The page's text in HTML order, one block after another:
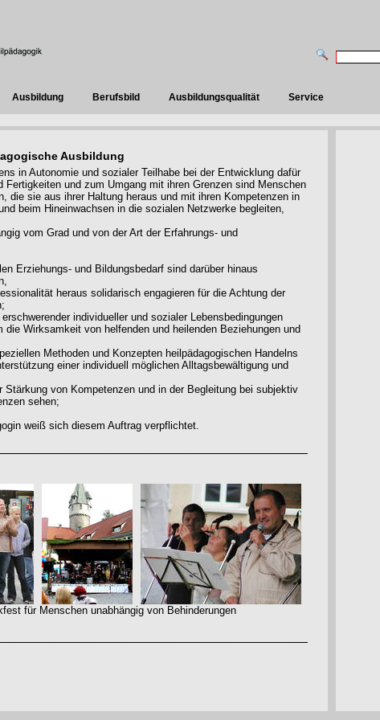
Ausbildung Berufsbild Ausbildungsqualität Service
Ausbildung
in Autonomie und sozialer Teilhabe bei der Entwicklung dafür
Fertigkeiten und zum Umgang mit ihren Grenzen sind Menschen
die sie aus ihrer Haltung heraus und mit ihren Kompetenzen in
beim Hineinwachsen in die sozialen Netzwerke begleiten,
vom Grad und von der Art der Erfahrungs- und
Erziehungs- und Bildungsbedarf sind darüber hinaus
heraus solidarisch engagieren für die Achtung der
individueller und sozialer Lebensbedingungen
die Wirksamkeit von helfenden und heilenden Beziehungen und
Methoden und Konzepten heilpädagogischen Handelns
einer individuell möglichen Alltagsbewältigung und
Stärkung von Kompetenzen und in der Begleitung bei subjektiv
sehen;
weiß sich diesem Auftrag verpflichtet.
Menschen unabhängig von Behinderungen